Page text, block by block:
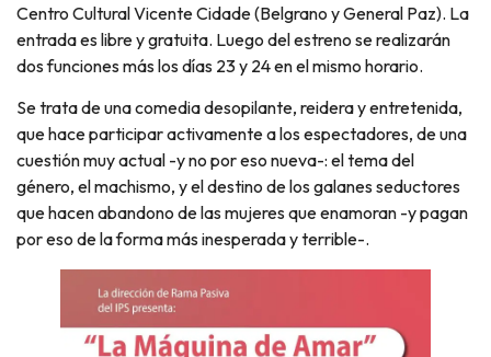
Centro Cultural Vicente Cidade (Belgrano y General Paz). La
entrada es libre y gratuita. Luego del estreno se realizarán
dos funciones más los días 23 y 24 en el mismo horario.
Se trata de una comedia desopilante, reidera y entretenida,
que hace participar activamente a los espectadores, de una
cuestión muy actual -y no por eso nueva-: el tema del
género, el machismo, y el destino de los galanes seductores
que hacen abandono de las mujeres que enamoran -y pagan
por eso de la forma más inesperada y terrible-.